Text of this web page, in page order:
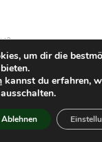
Synthese zurück
um dir die
kannst du erfahren,
Ablehnen